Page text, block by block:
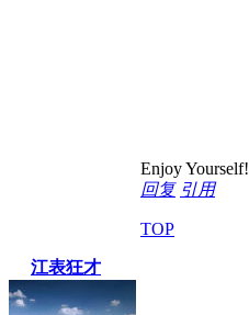
Enjoy Yourself!
回复 引用
TOP
江表狂才